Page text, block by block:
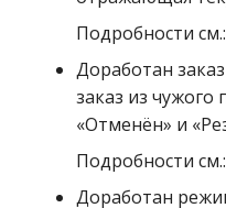
Подробности см.:
Доработан
заказ из чужого
«Отменён» и
Подробности см.:
Доработан